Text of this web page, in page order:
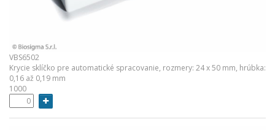
VBS6502
Krycie sklíčko pre automatické spracovanie, rozmery: 24 x 50 mm, hrúbka:
0,16 až 0,19 mm
1000